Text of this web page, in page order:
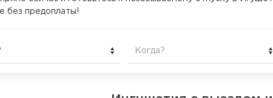
без предоплаты!
Когда?